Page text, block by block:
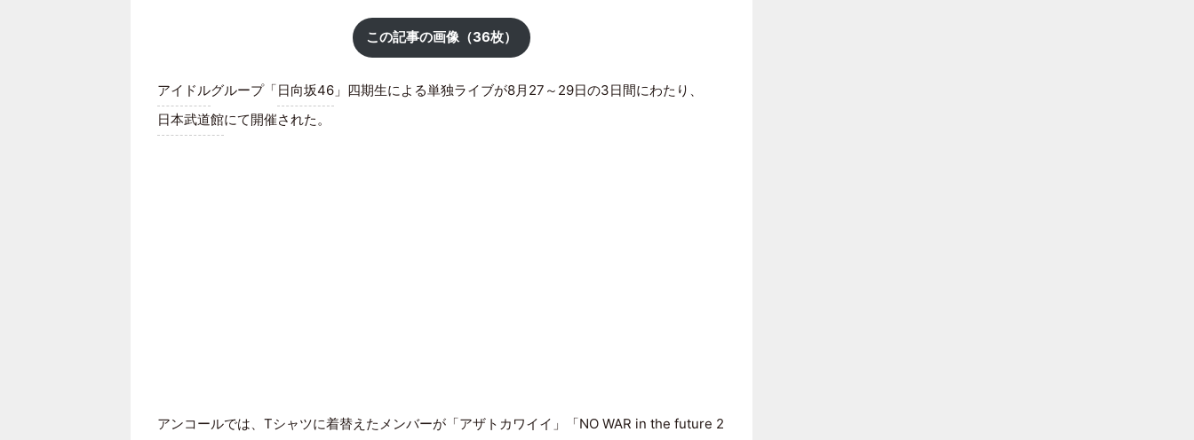
この記事の画像（36枚）
アイドルグループ「日向坂46 」四期生による単独ライブが8月27～29日の3日間にわたり、
日本武道館にて開催された。
アンコールでは、Tシャツに着替えたメンバーが「アザトカワイイ」「NO WAR in the future 2